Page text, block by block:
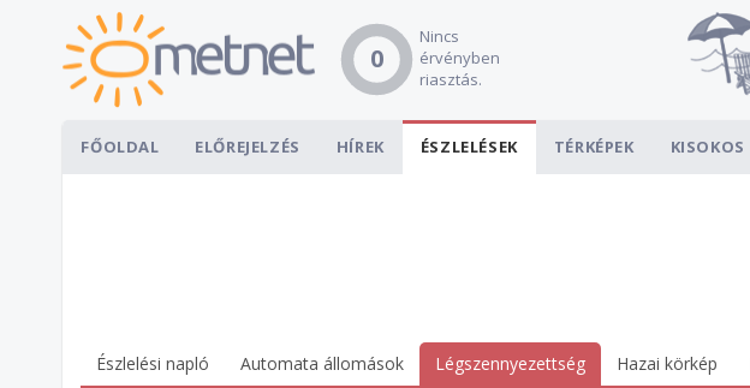
0
Nincs
érvényben
riasztás.
FŐOLDAL ELŐREJELZÉS HÍREK ÉSZLELÉSEK TÉRKÉPEK KISOKOS
Észlelési napló Automata állomások Légszennyezettség Hazai körkép